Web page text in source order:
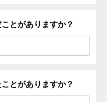
とがありますか？
とがありますか？